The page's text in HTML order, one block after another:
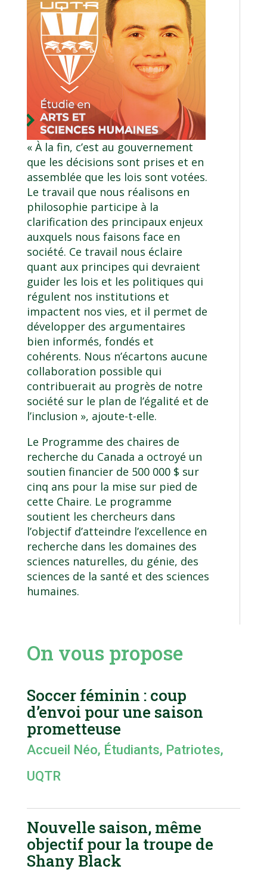
« À la fin, c’est au gouvernement
que les décisions sont prises et en
assemblée que les lois sont votées.
Le travail que nous réalisons en
philosophie participe à la
clarification des principaux enjeux
auxquels nous faisons face en
société. Ce travail nous éclaire
quant aux principes qui devraient
guider les lois et les politiques qui
régulent nos institutions et
impactent nos vies, et il permet de
développer des argumentaires
bien informés, fondés et
cohérents. Nous n’écartons aucune
collaboration possible qui
contribuerait au progrès de notre
société sur le plan de l’égalité et de
l’inclusion », ajoute-t-elle.
Le Programme des chaires de
recherche du Canada a octroyé un
soutien financier de 500 000 $ sur
cinq ans pour la mise sur pied de
cette Chaire. Le programme
soutient les chercheurs dans
l’objectif d’atteindre l’excellence en
recherche dans les domaines des
sciences naturelles, du génie, des
sciences de la santé et des sciences
humaines.
On vous propose
Soccer féminin : coup
d’envoi pour une saison
prometteuse
Accueil Néo, Étudiants, Patriotes,
UQTR
Nouvelle saison, même
objectif pour la troupe de
Shany Black